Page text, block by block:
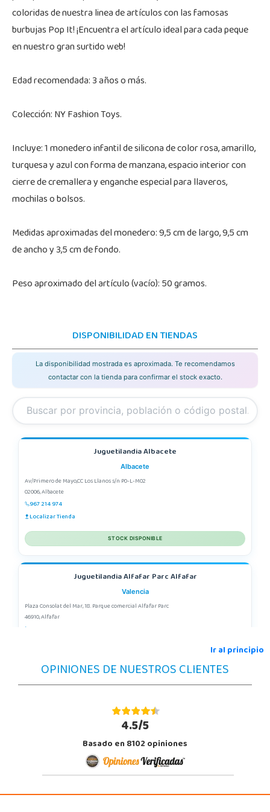
coloridas de nuestra linea de artículos con las famosas
burbujas Pop It! ¡Encuentra el artículo ideal para cada peque
en nuestro gran surtido web!
Edad recomendada: 3 años o más.
Colección: NY Fashion Toys.
Incluye: 1 monedero infantil de silicona de color rosa, amarillo,
turquesa y azul con forma de manzana, espacio interior con
cierre de cremallera y enganche especial para llaveros,
mochilas o bolsos.
Medidas aproximadas del monedero: 9,5 cm de largo, 9,5 cm
de ancho y 3,5 cm de fondo.
Peso aproximado del artículo (vacío): 50 gramos.
DISPONIBILIDAD EN TIENDAS
La disponibilidad mostrada es aproximada. Te recomendamos
contactar con la tienda para confirmar el stock exacto.
Juguetilandia Albacete
Albacete
Av/Primero de Mayo,CC Los Llanos s/n P0-L-M02
02006, Albacete
967 214 974
Localizar Tienda
STOCK DISPONIBLE
Juguetilandia Alfafar Parc Alfafar
Valencia
Plaza Consolat del Mar, 18. Parque comercial Alfafar Parc
46910, Alfafar
Juguetilandia Alicante Corfú
Alicante
Av. Doctor Jimenez Diaz, Local 2-B. Centro Comercial Isla de Corfú
Ir al principio
OPINIONES DE NUESTROS CLIENTES
4.5/5
Basado en 8102 opiniones